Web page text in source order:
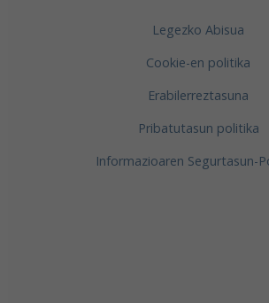
Legezko Abisua
Cookie-en politika
Erabilerreztasuna
Pribatutasun politika
Informazioaren Segurtasun-